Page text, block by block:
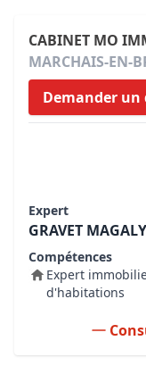
CABINET MO
MARCHAIS-EN-
Demander un
Expert
GRAVET MAGALY
Compétences
Expert
d'habitations